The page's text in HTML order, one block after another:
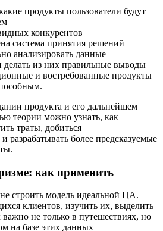
продукты пользователи будут
конкурентов
система принятия решений
анализировать данные
делать из них правильные выводы
и востребованные продукты
продукта и его дальнейшем
теории можно узнать, как
траты, добиться
разрабатывать более предсказуемые
как применить
строить модель идеальной ЦА.
клиентов, изучить их, выделить
не только в путешествиях, но
на базе этих данных